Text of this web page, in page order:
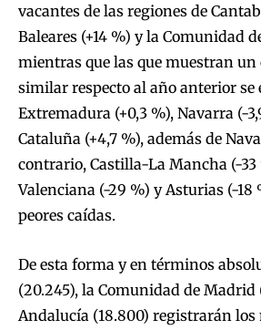
vacantes de las regiones de
Baleares (+14 %) y la Comunidad
mientras que las que muestran
similar respecto al año anterior se
Extremadura (+0,3 %), Navarra (-
Cataluña (+4,7 %), además de
contrario, Castilla-La Mancha (-33
Valenciana (-29 %) y Asturias (-
peores caídas.
De esta forma y en términos
(20.245), la Comunidad de Madrid
Andalucía (18.800) registrarán los